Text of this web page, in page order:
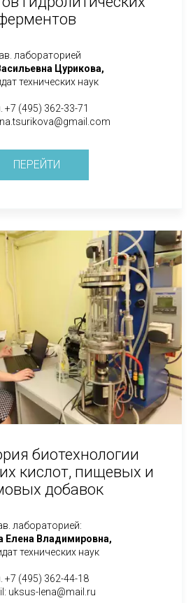
лабораторией
Цурикова,
технических наук
+7 (495) 362-33-71
ПЕРЕЙТИ
биотехнологии
кислот, пищевых и
добавок
лабораторией:
Елена Владимировна,
технических наук
+7 (495) 362-44-18
uksus-lena@mail.ru